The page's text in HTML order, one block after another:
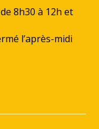
8h30 à 12h et
17h
l’après-midi